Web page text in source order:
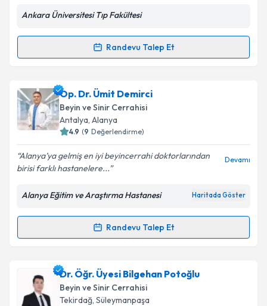
Kişisel verilerimin işlenmesine ilişkinAydınlatma
Takvim Talebini Gönder
Ankara Üniversitesi Tıp Fakültesi
Randevu Talep Et
Randevu Takvimi Talebi
Doç. Dr. İhsan Doğaniçin randevu takvimi talebi
oluşturun. Size bu uzmandan randevu almanız için bir
takvim hazırlandığında e-posta ile bilgilendireceğiz.
Kişisel verilerimin işlenmesine ilişkin
Aydınlatma
kapsamda işlenmesini kabul ediyorum.
Op. Dr. Ümit Demirci
Beyin ve Sinir Cerrahisi
Antalya, Alanya
4.9 (9 Değerlendirme)
Alanya’ya gelmiş en iyi beyincerrahi doktorlarından
birisi farklı hastanelere...
Devamı
Alanya Eğitim ve Araştırma Hastanesi Haritada Göster
Randevu Talep Et
Randevu Takvimi Talebi
Op. Dr. Ümit Demirciiçin randevu takvimi talebi
oluşturun. Size bu uzmandan randevu almanız için bir
takvim hazırlandığında e-posta ile bilgilendireceğiz.
Dr. Öğr. Üyesi Bilgehan Potoğlu
Beyin ve Sinir Cerrahisi
Tekirdağ, Süleymanpaşa